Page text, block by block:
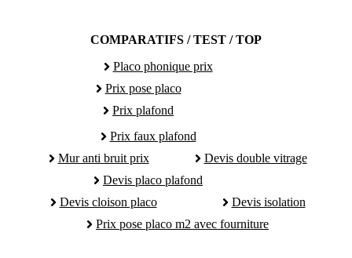
COMPARATIFS / TEST / TOP
Placo phonique prix
Prix pose placo
Prix plafond
Prix faux plafond
Mur anti bruit prix
Devis double vitrage
Devis placo plafond
Devis cloison placo
Devis isolation
Prix pose placo m2 avec fourniture